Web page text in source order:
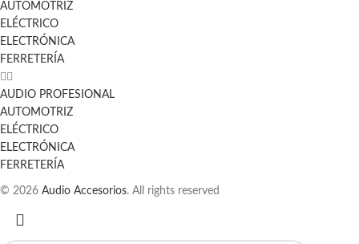
AUTOMOTRIZ
ELÉCTRICO
ELECTRÓNICA
FERRETERÍA
AUDIO PROFESIONAL
AUTOMOTRIZ
ELÉCTRICO
ELECTRÓNICA
FERRETERÍA
© 2026 Audio Accesorios. All rights reserved